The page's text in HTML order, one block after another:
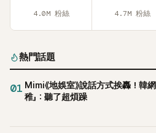
4.0M 粉絲 4.7M 粉絲
熱門話題
01 Mimi《地娛室》說話方式挨轟！韓
稚」：聽了超煩躁